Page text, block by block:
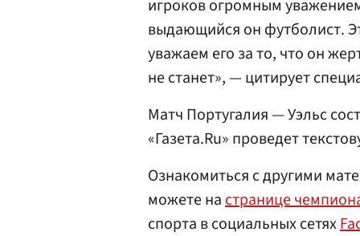
игроков огромным
выдающийся он футболист.
уважаем его за то, что он
не станет», — цитирует
Матч Португалия — Уэльс
«Газета.Ru» проведет
Ознакомиться с другими
можете настранице
спорта в социальных сетях